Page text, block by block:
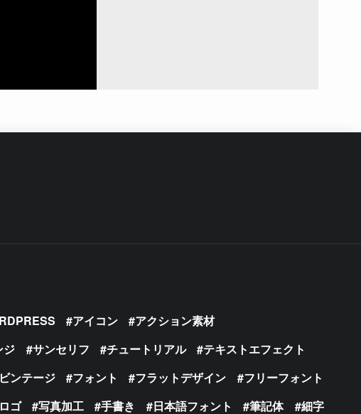
アイコン
アクション素材
ジ サンセリフ チュートリアル
テキストエフェクト
ンテージ フォント フラットデザイン
フリーフォント
ゴ 写真加工 手書き 日本語フォント 筆記体 細字